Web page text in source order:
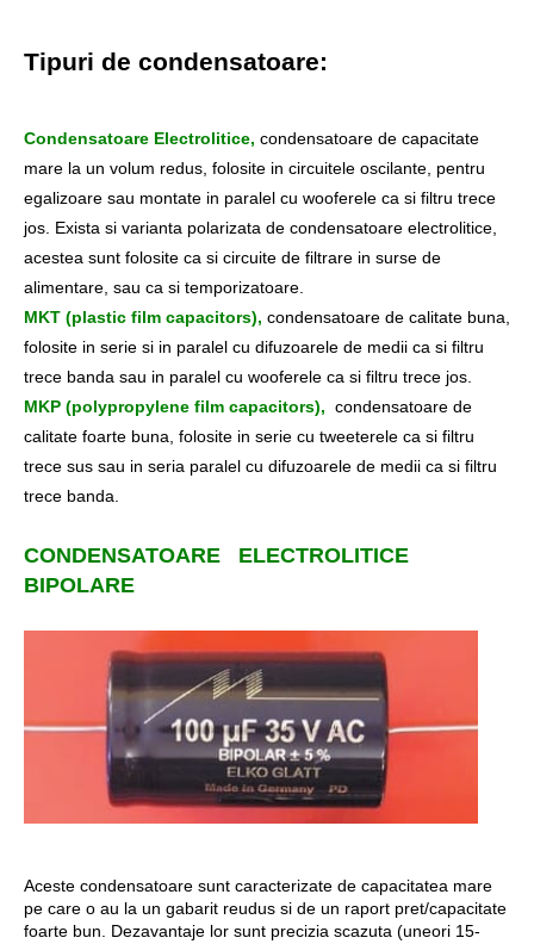
Tipuri de condensatoare:
Condensatoare Electrolitice, condensatoare de capacitate
mare la un volum redus, folosite in circuitele oscilante, pentru
egalizoare sau montate in paralel cu wooferele ca si filtru trece
jos. Exista si varianta polarizata de condensatoare electrolitice,
acestea sunt folosite ca si circuite de filtrare in surse de
alimentare, sau ca si temporizatoare.
MKT (plastic film capacitors), condensatoare de calitate buna,
folosite in serie si in paralel cu difuzoarele de medii ca si filtru
trece banda sau in paralel cu wooferele ca si filtru trece jos.
MKP (polypropylene film capacitors), condensatoare de
calitate foarte buna, folosite in serie cu tweeterele ca si filtru
trece sus sau in seria paralel cu difuzoarele de medii ca si filtru
trece banda.
CONDENSATOARE ELECTROLITICE
BIPOLARE
Aceste condensatoare sunt caracterizate de capacitatea mare
pe care o au la un gabarit reudus si de un raport pret/capacitate
foarte bun. Dezavantaje lor sunt precizia scazuta (uneori 15-